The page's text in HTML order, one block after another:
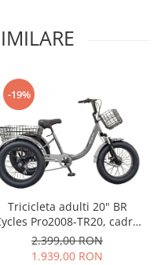
-19%
Tricicleta adulti 20" BR
Pro2008-TR20, cadru
otel 15", frane disc, 7 viteze,
gri
2.399,00 RON
1.939,00 RON